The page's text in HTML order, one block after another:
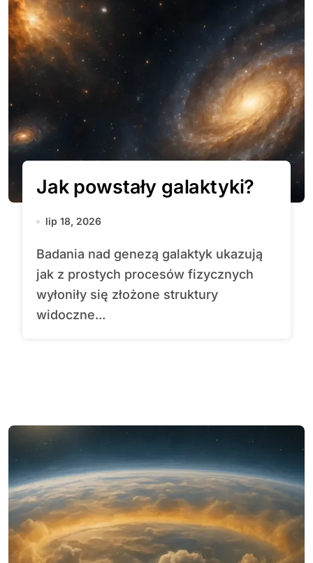
Jak powstały galaktyki?
lip 18, 2026
Badania nad genezą galaktyk ukazują
jak z prostych procesów fizycznych
wyłoniły się złożone struktury
widoczne...